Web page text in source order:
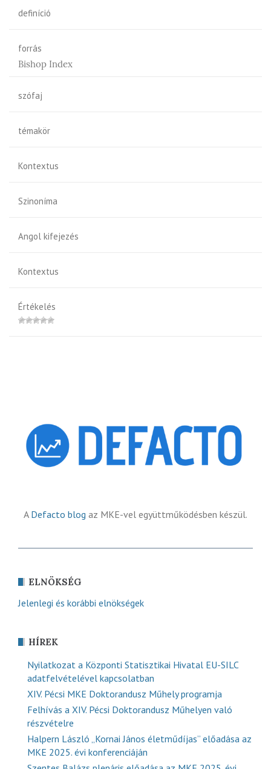
definíció
forrás
Bishop Index
szófaj
témakör
Kontextus
Szinoníma
Angol kifejezés
Kontextus
Értékelés
A Defacto blog az MKE-vel együttműködésben készül.
ELNÖKSÉG
Jelenlegi és korábbi elnökségek
HÍREK
Nyilatkozat a Központi Statisztikai Hivatal EU-SILC
adatfelvételével kapcsolatban
XIV. Pécsi MKE Doktorandusz Műhely programja
Felhívás a XIV. Pécsi Doktorandusz Műhelyen való
részvételre
Halpern László „Kornai János életműdíjas” előadása az
MKE 2025. évi konferenciáján